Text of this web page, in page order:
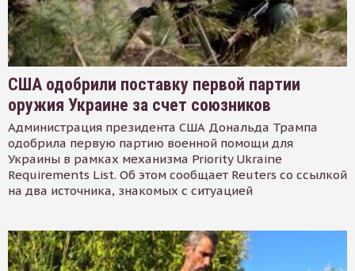
США одобрили поставку первой партии
оружия Украине за счет союзников
Администрация президента США Дональда Трампа
одобрила первую партию военной помощи для
Украины в рамках механизма Priority Ukraine
Requirements List. Об этом сообщает Reuters со ссылкой
на два источника, знакомых с ситуацией